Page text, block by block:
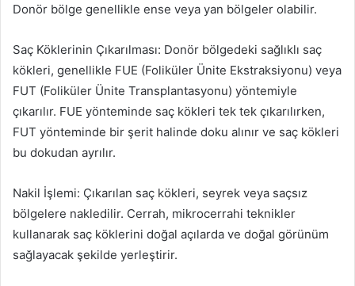
Donör bölge genellikle ense veya yan bölgeler olabilir.
Saç Köklerinin Çıkarılması: Donör bölgedeki sağlıklı saç
kökleri, genellikle FUE (Foliküler Ünite Ekstraksiyonu) veya
FUT (Foliküler Ünite Transplantasyonu) yöntemiyle
çıkarılır. FUE yönteminde saç kökleri tek tek çıkarılırken,
FUT yönteminde bir şerit halinde doku alınır ve saç kökleri
bu dokudan ayrılır.
Nakil İşlemi: Çıkarılan saç kökleri, seyrek veya saçsız
bölgelere nakledilir. Cerrah, mikrocerrahi teknikler
kullanarak saç köklerini doğal açılarda ve doğal görünüm
sağlayacak şekilde yerleştirir.